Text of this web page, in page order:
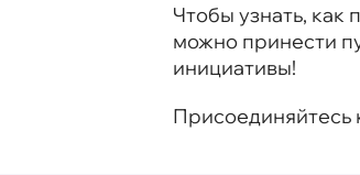
Чтобы узнать, как
можно принести
инициативы!
Присоединяйтесь